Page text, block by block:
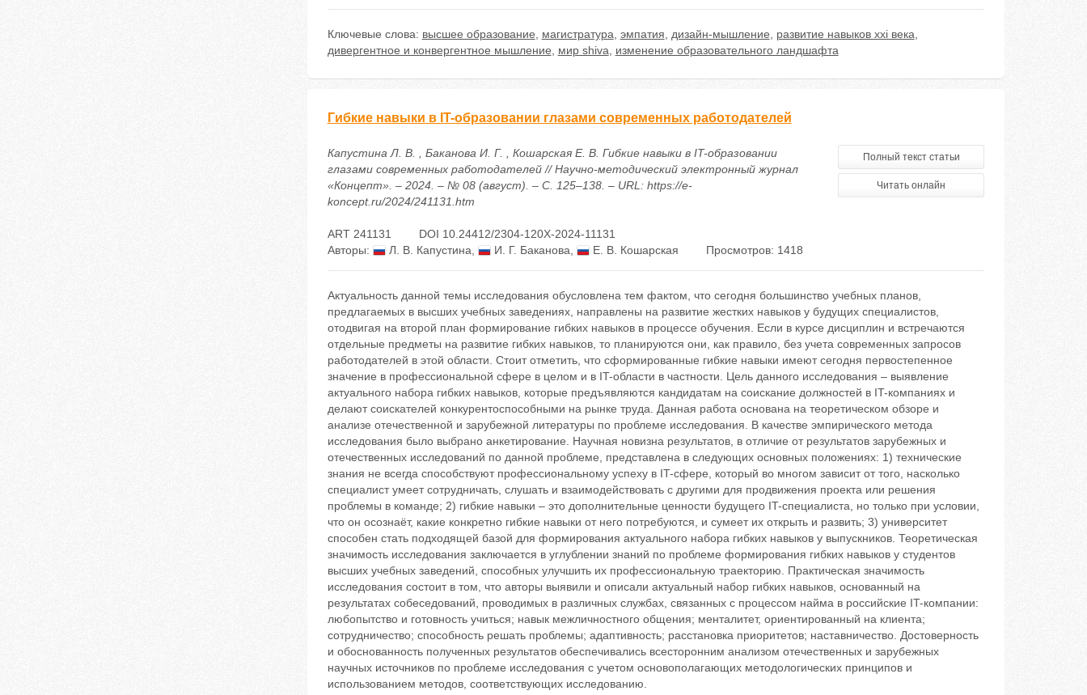
Ключевые слова: высшее образование магистратура эмпатия дизайн-мышление развитие навыков xxi века
дивергентное и конвергентное мышление
мир shiva изменение образовательного ландшафта
Гибкие навыки в IT-образовании глазами современных работодателей
Капустина Л. В. , Баканова И. Г. , Кошарская Е. В. Гибкие навыки в IT-образовании
глазами современных работодателей // Научно-методический электронный журнал
«Концепт». – 2024. – № 08 (август). – С. 125–138. – URL: https://e-
koncept.ru/2024/241131.htm
Полный текст статьи
Читать онлайн
ART 241131
DOI 10.24412/2304-120X-2024-11131
Авторы:
Л. В. Капустина И. Г. Баканова Е. В. Кошарская Просмотров: 1418
Актуальность данной темы исследования обусловлена тем фактом, что сегодня большинство учебных планов,
предлагаемых в высших учебных заведениях, направлены на развитие жестких навыков у будущих специалистов,
отодвигая на второй план формирование гибких навыков в процессе обучения. Если в курсе дисциплин и встречаются
отдельные предметы на развитие гибких навыков, то планируются они, как правило, без учета современных запросов
работодателей в этой области. Стоит отметить, что сформированные гибкие навыки имеют сегодня первостепенное
значение в профессиональной сфере в целом и в IT-области в частности. Цель данного исследования – выявление
актуального набора гибких навыков, которые предъявляются кандидатам на соискание должностей в IT-компаниях и
делают соискателей конкурентоспособными на рынке труда. Данная работа основана на теоретическом обзоре и
анализе отечественной и зарубежной литературы по проблеме исследования. В качестве эмпирического метода
исследования было выбрано анкетирование. Научная новизна результатов, в отличие от результатов зарубежных и
отечественных исследований по данной проблеме, представлена в следующих основных положениях: 1) технические
знания не всегда способствуют профессиональному успеху в IT-сфере, который во многом зависит от того, насколько
специалист умеет сотрудничать, слушать и взаимодействовать с другими для продвижения проекта или решения
проблемы в команде; 2) гибкие навыки – это дополнительные ценности будущего IT-специалиста, но только при условии,
что он осознаёт, какие конкретно гибкие навыки от него потребуются, и сумеет их открыть и развить; 3) университет
способен стать подходящей базой для формирования актуального набора гибких навыков у выпускников. Теоретическая
значимость исследования заключается в углублении знаний по проблеме формирования гибких навыков у студентов
высших учебных заведений, способных улучшить их профессиональную траекторию. Практическая значимость
исследования состоит в том, что авторы выявили и описали актуальный набор гибких навыков, основанный на
результатах собеседований, проводимых в различных службах, связанных с процессом найма в российские IT-компании:
любопытство и готовность учиться; навык межличностного общения; менталитет, ориентированный на клиента;
сотрудничество; способность решать проблемы; адаптивность; расстановка приоритетов; наставничество. Достоверность
и обоснованность полученных результатов обеспечивались всесторонним анализом отечественных и зарубежных
научных источников по проблеме исследования с учетом основополагающих методологических принципов и
использованием методов, соответствующих исследованию.